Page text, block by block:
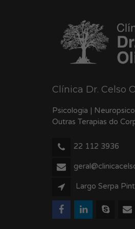
Clínica Dr. Celso
Psicologia |
Outras Terapias do
22 112 3936
Largo Serpa